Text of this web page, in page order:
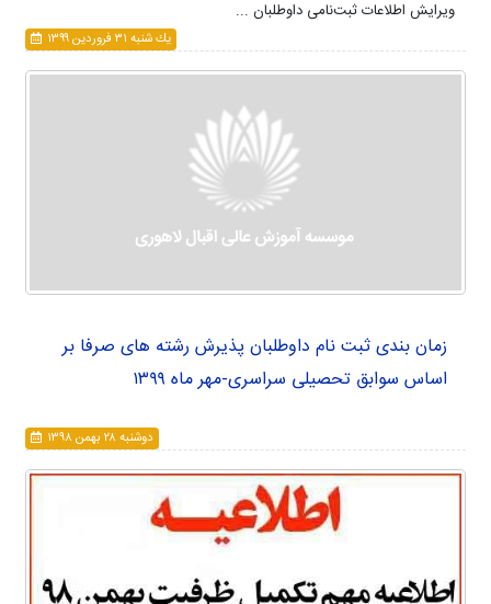
ویرایش اطلاعات ثبت‌نامی داوطلبان ...
يك شنبه ۳۱ فروردين ۱۳۹۹
زمان بندی ثبت نام داوطلبان پذیرش رشته های صرفا بر
اساس سوابق تحصیلی سراسری-مهر ماه ۱۳۹۹
دوشنبه ۲۸ بهمن ۱۳۹۸